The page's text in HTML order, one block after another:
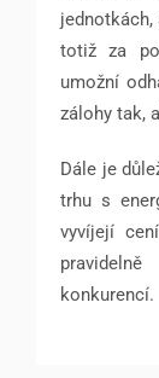
jednotkách,
totiž za
umožní
zálohy tak,
Dále je
trhu s
vyvíjejí
konkurencí.